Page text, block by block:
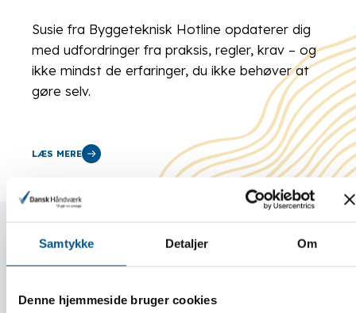
Samtykke Detaljer Om
Denne hjemmeside bruger cookies
Susie fra Byggeteknisk Hotline opdaterer dig
med udfordringer fra praksis, regler, krav – og
ikke mindst de erfaringer, du ikke behøver at
gøre selv.
LÆS MERE